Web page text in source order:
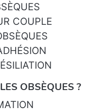
COUPLE
OBSÈQUES ?